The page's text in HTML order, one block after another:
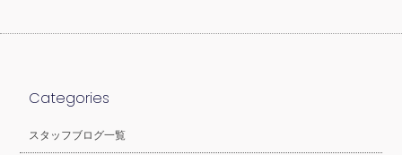
Categories
スタッフブログ一覧